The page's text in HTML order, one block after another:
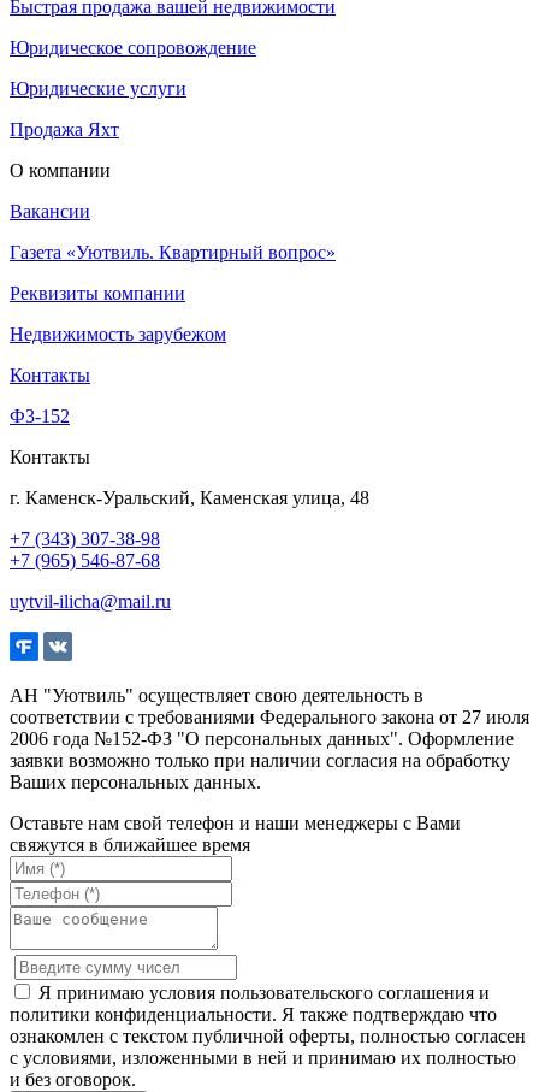
Быстрая продажа вашей недвижимости
Юридическое сопровождение
Юридические услуги
Продажа Яхт
О компании
Вакансии
Газета «Уютвиль. Квартирный вопрос»
Реквизиты компании
Недвижимость зарубежом
Контакты
Ф3-152
Контакты
г. Каменск-Уральский, Каменская улица, 48
+7 (343) 307-38-98
+7 (965) 546-87-68
uytvil-ilicha@mail.ru
АН "Уютвиль" осуществляет свою деятельность в
соответствии с требованиями Федерального закона от 27 июля
2006 года №152-ФЗ "О персональных данных". Оформление
заявки возможно только при наличии согласия на обработку
Ваших персональных данных.
Оставьте нам свой телефон и наши менеджеры с Вами
свяжутся в ближайшее время
Я принимаю условия пользовательского соглашения и
политики конфиденциальности. Я также подтверждаю что
ознакомлен с текстом публичной оферты, полностью согласен
с условиями, изложенными в ней и принимаю их полностью
и без оговорок.